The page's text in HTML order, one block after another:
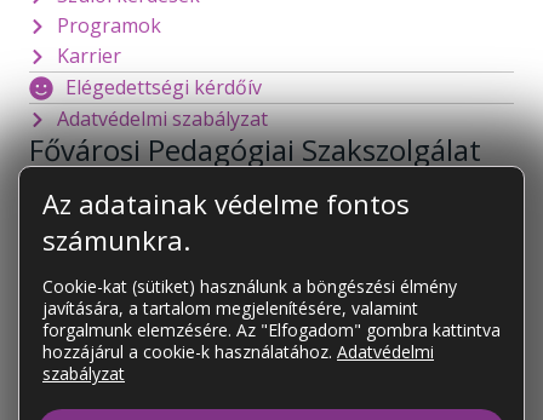
Programok
Karrier
Elégedettségi kérdőív
Adatvédelmi szabályzat
Fővárosi Pedagógiai Szakszolgálat
1141 Budapest
Mogyoródi út 128.
foigazgato@fpsz.net
OM azonosító: 101878
KAPCSOLAT
Tagintézményeink
Tagintézményeink elérhetőségei
Az adatainak védelme fontos
számunkra.
Cookie-kat (sütiket) használunk a böngészési élmény
javítására, a tartalom megjelenítésére, valamint
forgalmunk elemzésére. Az "Elfogadom" gombra kattintva
hozzájárul a cookie-k használatához. Adatvédelmi
szabályzat